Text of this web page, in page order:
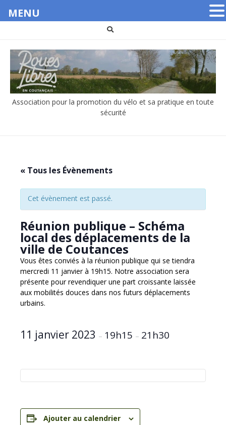
contenu
Association pour la promotion du vélo et sa pratique en toute
sécurité
« Tous les Évènements
Cet évènement est passé.
Réunion publique – Schéma
local des déplacements de la
ville de Coutances
Vous êtes conviés à la réunion publique qui se tiendra
mercredi 11 janvier à 19h15. Notre association sera
présente pour revendiquer une part croissante laissée
aux mobilités douces dans nos futurs déplacements
urbains.
11 janvier 2023 – 19h15 – 21h30
Ajouter au calendrier
MENU